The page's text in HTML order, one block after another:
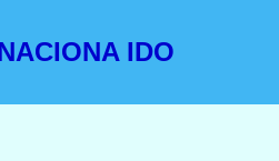
IDO